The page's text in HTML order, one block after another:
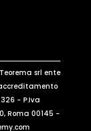
srl ente
- P.Iva
Roma 00145 -